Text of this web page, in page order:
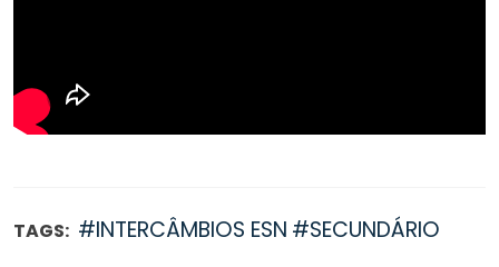
TAGS: #INTERCÂMBIOS ESN #SECUNDÁRIO